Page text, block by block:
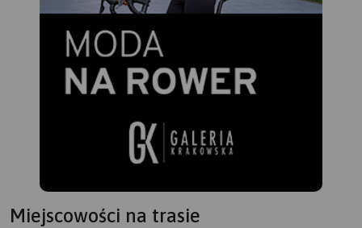
Miejscowości na trasie